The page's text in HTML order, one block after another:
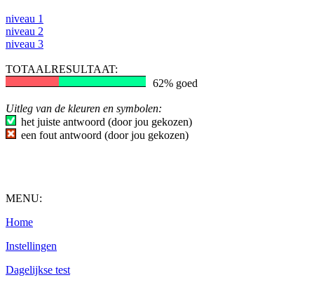
niveau 1
niveau 2
niveau 3
TOTAALRESULTAAT:
62% goed
Uitleg van de kleuren en symbolen:
het juiste antwoord (door jou gekozen)
een fout antwoord (door jou gekozen)
MENU:
Home
Instellingen
Dagelijkse test